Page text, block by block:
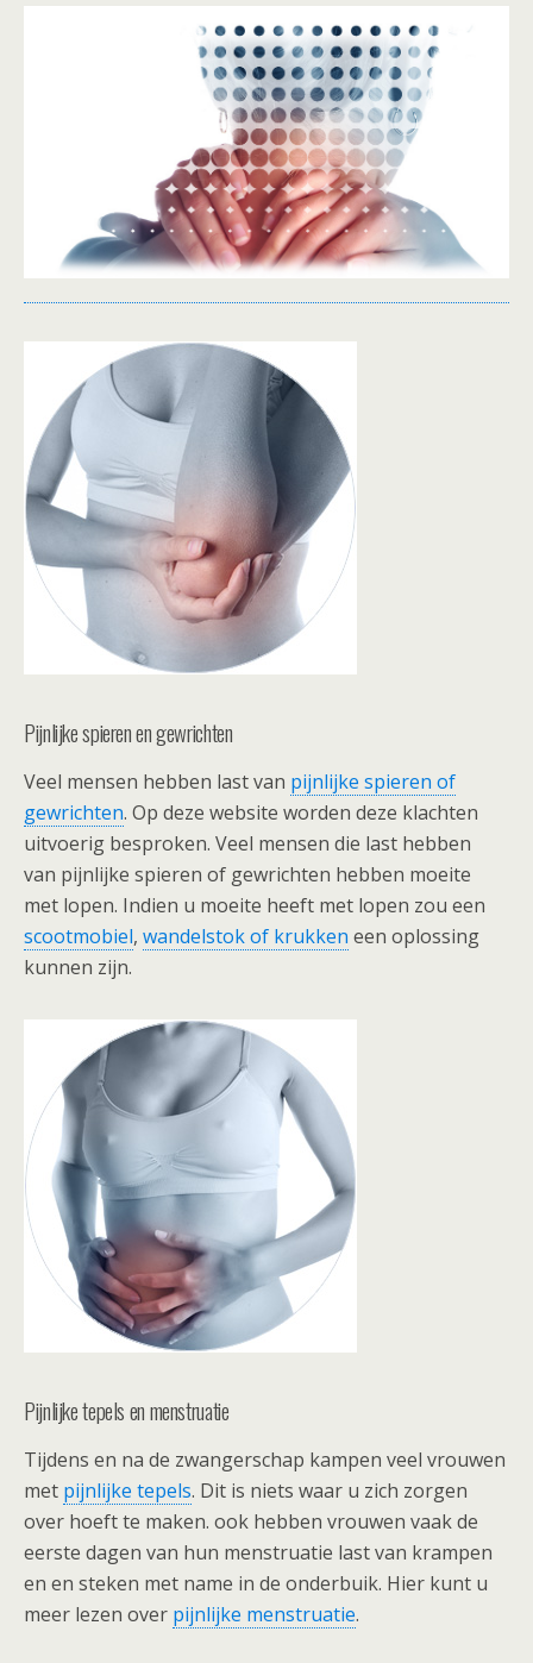
Pijnlijke spieren en gewrichten
Veel mensen hebben last van pijnlijke spieren of
gewrichten. Op deze website worden deze klachten
uitvoerig besproken. Veel mensen die last hebben
van pijnlijke spieren of gewrichten hebben moeite
met lopen. Indien u moeite heeft met lopen zou een
scootmobiel, wandelstok of krukken een oplossing
kunnen zijn.
Pijnlijke tepels en menstruatie
Tijdens en na de zwangerschap kampen veel vrouwen
met pijnlijke tepels. Dit is niets waar u zich zorgen
over hoeft te maken. ook hebben vrouwen vaak de
eerste dagen van hun menstruatie last van krampen
en en steken met name in de onderbuik. Hier kunt u
meer lezen over pijnlijke menstruatie.